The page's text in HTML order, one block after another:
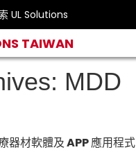
UL Solutions
TAIWAN
MDD
器材軟體及 APP 應用程式